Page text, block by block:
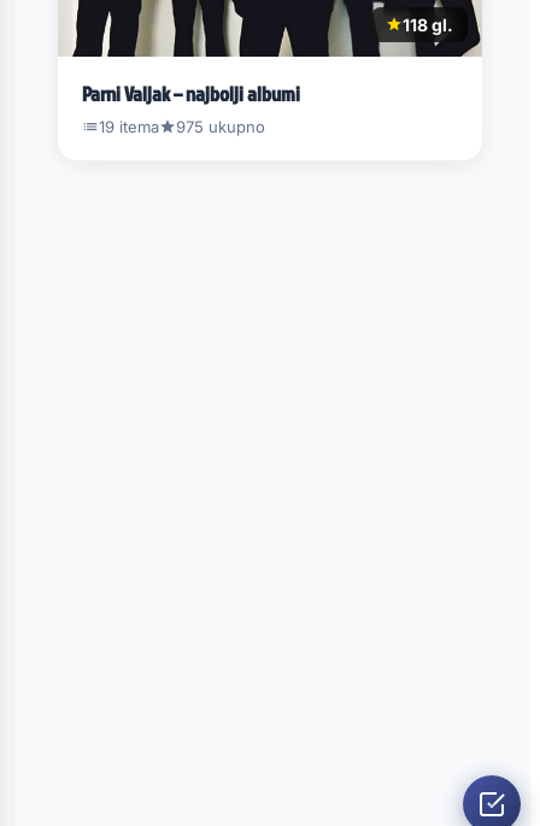
118 gl.
Parni Valjak – najbolji albumi
19 itema 975 ukupno